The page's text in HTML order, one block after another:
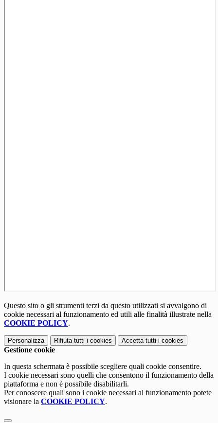
Questo sito o gli strumenti terzi da questo utilizzati si avvalgono di
cookie necessari al funzionamento ed utili alle finalità illustrate nella
COOKIE POLICY.
Personalizza Rifiuta tutti i cookies Accetta tutti i cookies
Gestione cookie
In questa schermata è possibile scegliere quali cookie consentire.
I cookie necessari sono quelli che consentono il funzionamento della
piattaforma e non è possibile disabilitarli.
Per conoscere quali sono i cookie necessari al funzionamento potete
visionare la COOKIE POLICY.